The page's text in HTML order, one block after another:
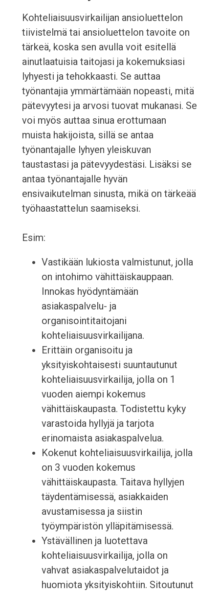
Kohteliaisuusvirkailijan ansioluettelon
tiivistelmä tai ansioluettelon tavoite on
tärkeä, koska sen avulla voit esitellä
ainutlaatuisia taitojasi ja kokemuksiasi
lyhyesti ja tehokkaasti. Se auttaa
työnantajia ymmärtämään nopeasti, mitä
pätevyytesi ja arvosi tuovat mukanasi. Se
voi myös auttaa sinua erottumaan
muista hakijoista, sillä se antaa
työnantajalle lyhyen yleiskuvan
taustastasi ja pätevyydestäsi. Lisäksi se
antaa työnantajalle hyvän
ensivaikutelman sinusta, mikä on tärkeää
työhaastattelun saamiseksi.
Esim:
Vastikään lukiosta valmistunut, jolla
on intohimo vähittäiskauppaan.
Innokas hyödyntämään
asiakaspalvelu- ja
organisointitaitojani
kohteliaisuusvirkailijana.
Erittäin organisoitu ja
yksityiskohtaisesti suuntautunut
kohteliaisuusvirkailija, jolla on 1
vuoden aiempi kokemus
vähittäiskaupasta. Todistettu kyky
varastoida hyllyjä ja tarjota
erinomaista asiakaspalvelua.
Kokenut kohteliaisuusvirkailija, jolla
on 3 vuoden kokemus
vähittäiskaupasta. Taitava hyllyjen
täydentämisessä, asiakkaiden
avustamisessa ja siistin
työympäristön ylläpitämisessä.
Ystävällinen ja luotettava
kohteliaisuusvirkailija, jolla on
vahvat asiakaspalvelutaidot ja
huomiota yksityiskohtiin. Sitoutunut